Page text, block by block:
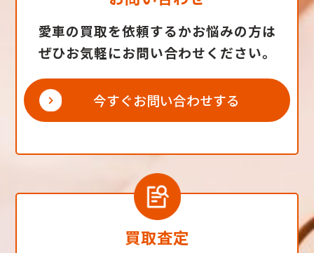
愛車の買取を依頼するかお悩みの方は
ぜひお気軽にお問い合わせください。
今すぐお問い合わせする
買取査定